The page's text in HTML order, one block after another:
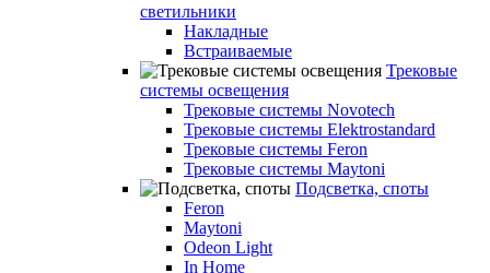
светильники
Накладные
Встраиваемые
Трековые
системы освещения
Трековые системы Novotech
Трековые системы Elektrostandard
Трековые системы Feron
Трековые системы Maytoni
Подсветка, споты
Feron
Maytoni
Odeon Light
In Home